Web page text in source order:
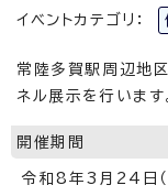
イベントカテゴリ：
常陸多賀駅周辺地
ネル展示を行います
開催期間
令和8年3月24日（